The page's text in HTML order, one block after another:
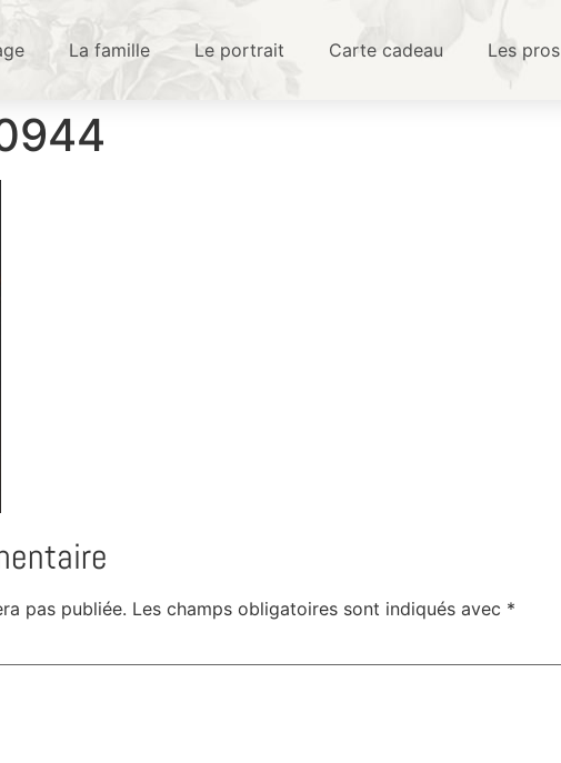
La famille Le portrait Carte cadeau Les pros
pas publiée. Les champs obligatoires sont indiqués avec *